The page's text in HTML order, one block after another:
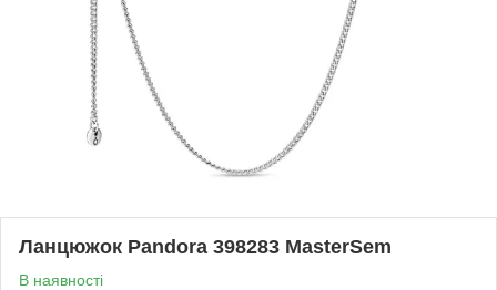
Ланцюжок Pandora 398283 MasterSem
В наявності